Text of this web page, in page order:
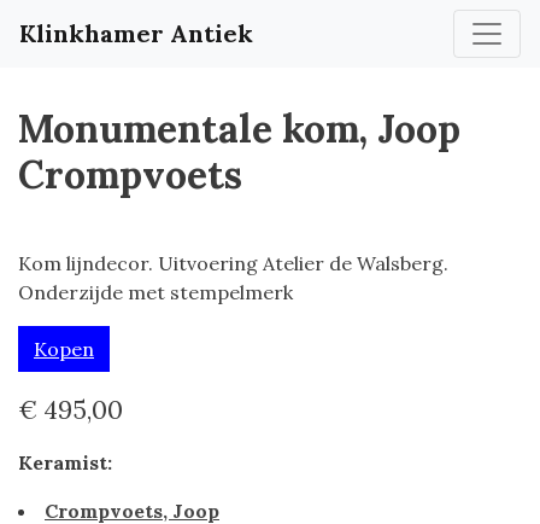
Klinkhamer Antiek
Monumentale kom, Joop
Crompvoets
Kom lijndecor. Uitvoering Atelier de Walsberg.
Onderzijde met stempelmerk
Kopen
€ 495,00
Keramist:
Crompvoets, Joop